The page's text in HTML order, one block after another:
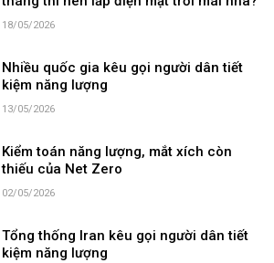
18/05/2026
Nhiều quốc gia kêu gọi người dân tiết
kiệm năng lượng
13/05/2026
Kiểm toán năng lượng, mắt xích còn
thiếu của Net Zero
02/05/2026
Tổng thống Iran kêu gọi người dân tiết
kiệm năng lượng